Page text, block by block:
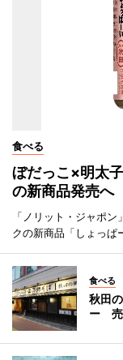
食べる
ぼだっこ×明太
の新商品発売へ
「ノリット・ジャポ
クの新商品「しょっぱ
食べる
秋田
ー 売